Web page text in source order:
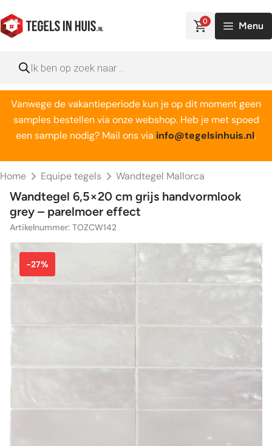
naar
de
0 Menu
zoeken
Vanwege de vakantieperiode kun je op dit moment geen
samples bestellen via onze webshop. Heb je met spoed
een sample nodig? Mail ons via info@tegelsinhuis.nl.
Home Equipe tegels Wandtegel Mallorca
Wandtegel 6,5×20 cm grijs handvormlook
grey – parelmoer effect
Artikelnummer: TOZCW142
-27%